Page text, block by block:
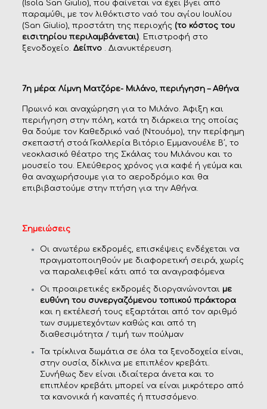
(Isola San Giulio), που φαίνεται να έχει βγει από
παραμύθι, με τον λιθόκτιστο ναό του αγίου Ιουλίου
(San Giulio), προστάτη της περιοχής (το κόστος του
εισιτηρίου περιλαμβάνεται). Επιστροφή στο
ξενοδοχείο. Δείπνο. Διανυκτέρευση.
7η μέρα: Λίμνη Ματζόρε- Μιλάνο, περιήγηση – Αθήνα
Πρωινό και αναχώρηση για το Μιλάνο. Άφιξη και
περιήγηση στην πόλη, κατά τη διάρκεια της οποίας
θα δούμε τον Καθεδρικό ναό (Ντουόμο), την περίφημη
σκεπαστή στοά Γκαλλερία Βιτόριο Εμμανουέλε Β΄, το
νεοκλασικό θέατρο της Σκάλας του Μιλάνου και το
μουσείο του. Ελεύθερος χρόνος για καφέ ή γεύμα και
θα αναχωρήσουμε για το αεροδρόμιο και θα
επιβιβαστούμε στην πτήση για την Αθήνα.
Σημειώσεις
Οι ανωτέρω εκδρομές, επισκέψεις ενδέχεται να
πραγματοποιηθούν με διαφορετική σειρά, χωρίς
να παραλειφθεί κάτι από τα αναγραφόμενα
Οι προαιρετικές εκδρομές διοργανώνονται με
ευθύνη του συνεργαζόμενου τοπικού πράκτορα
και η εκτέλεσή τους εξαρτάται από τον αριθμό
των συμμετεχόντων καθώς και από τη
διαθεσιμότητα / τιμή των πούλμαν
Τα τρίκλινα δωμάτια σε όλα τα ξενοδοχεία είναι,
στην ουσία, δίκλινα με επιπλέον κρεβάτι.
Συνήθως δεν είναι ιδιαίτερα άνετα και το
επιπλέον κρεβάτι μπορεί να είναι μικρότερο από
τα κανονικά ή καναπές ή πτυσσόμενο.